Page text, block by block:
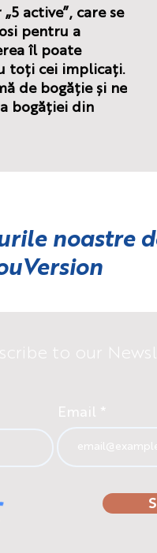
active”, care se
pentru a
îl poate
toți cei implicați.
de bogăție și ne
bogăției din
noastre
to our
Email